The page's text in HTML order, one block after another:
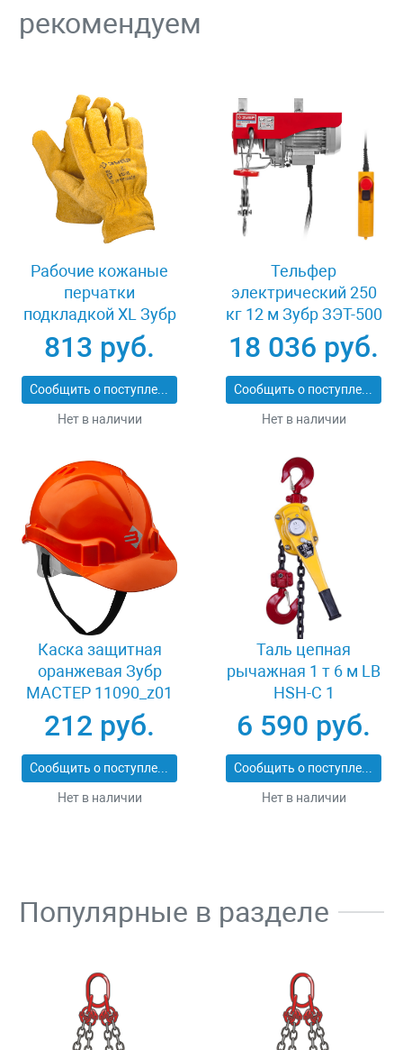
рекомендуем
Рабочие кожаные
перчатки
подкладкой XL Зубр
МАСТЕР 1135-XL
813 руб.
Сообщить о поступлении
Нет в наличии
Тельфер
электрический 250
кг 12 м Зубр ЗЭТ-500
18 036 руб.
Сообщить о поступлении
Нет в наличии
Каска защитная
оранжевая Зубр
МАСТЕР 11090_z01
212 руб.
Сообщить о поступлении
Нет в наличии
Таль цепная
рычажная 1 т 6 м LB
HSH-C 1
6 590 руб.
Сообщить о поступлении
Нет в наличии
Популярные в разделе